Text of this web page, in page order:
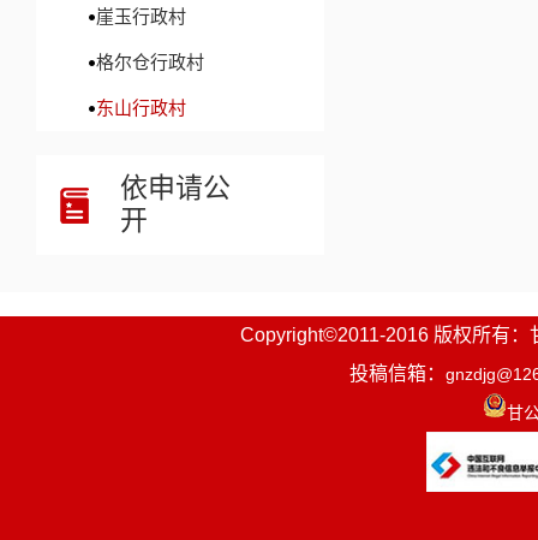
崖玉行政村
格尔仓行政村
东山行政村
依申请公
开
Copyright©2011-2016 版权所有：
投稿信箱：
甘